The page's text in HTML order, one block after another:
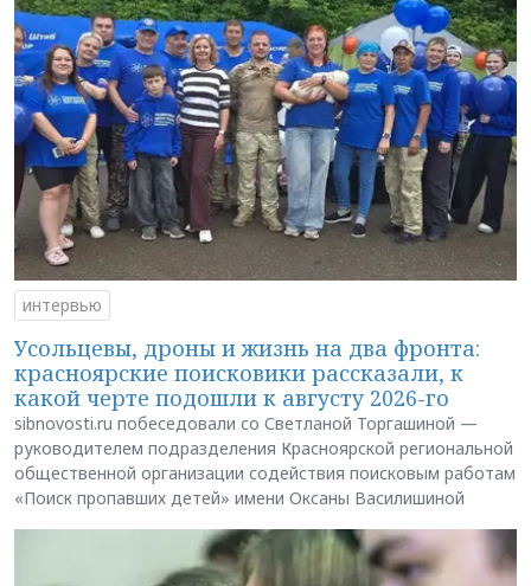
интервью
Усольцевы, дроны и жизнь на два фронта:
красноярские поисковики рассказали, к
какой черте подошли к августу 2026-го
sibnovosti.ru побеседовали со Светланой Торгашиной —
руководителем подразделения Красноярской региональной
общественной организации содействия поисковым работам
«Поиск пропавших детей» имени Оксаны Василишиной